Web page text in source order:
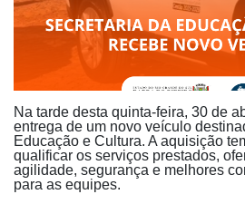
Na tarde desta quinta-feira, 30 de
entrega de um novo veículo
Educação e Cultura. A aquisição
qualificar os serviços prestados,
agilidade, segurança e melhores
para as equipes.